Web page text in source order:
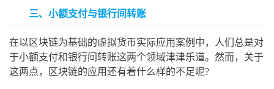
三、小额支付与银行间转账
在以区块链为基础的虚拟货币实际应用案例中，人们总是对
于小额支付和银行间转账这两个领域津津乐道。然而，关于
这两点，区块链的应用还有着什么样的不足呢?